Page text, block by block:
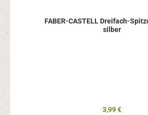
FABER-CASTELL Dreifach-
silber
Regulärer Preis:
3,99 €